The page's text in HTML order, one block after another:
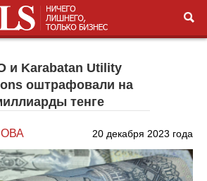
и Karabatan Utility
оштрафовали на
тенге
20 декабря 2023 года